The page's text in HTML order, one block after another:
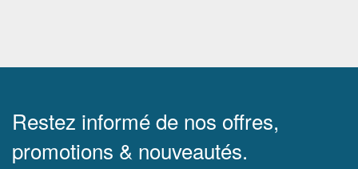
Restez informé de nos offres,
promotions & nouveautés.